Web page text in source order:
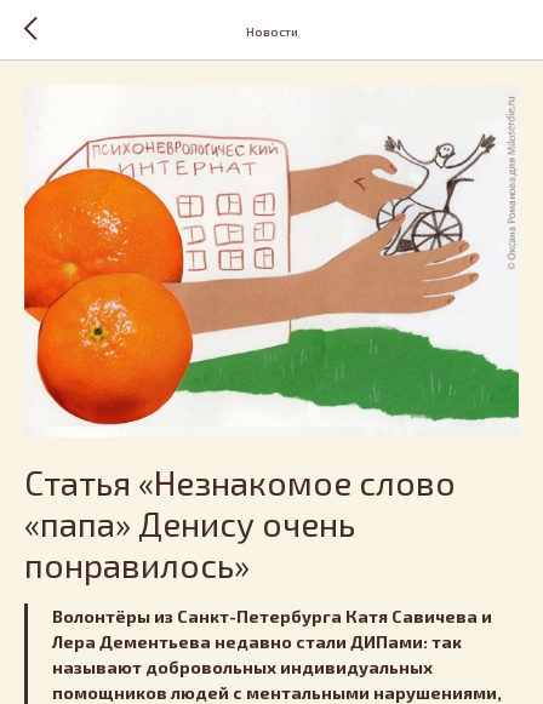
Новости
Статья «Незнакомое слово
«папа» Денису очень
понравилось»
Волонтёры из Санкт-Петербурга Катя Савичева и
Лера Дементьева недавно стали ДИПами: так
называют добровольных индивидуальных
помощников людей с ментальными нарушениями,